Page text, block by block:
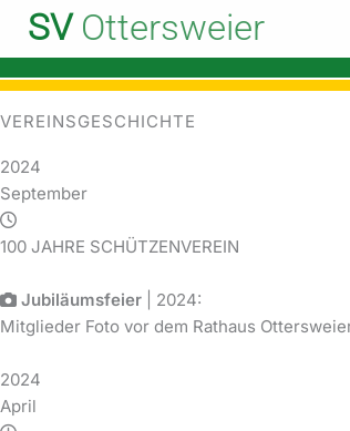
Zum
Inhalt
springen
SVOttersweier
Start Der Verein Vereinsgeschichte
VEREINSGESCHICHTE
2024
September
100 JAHRE SCHÜTZENVEREIN
Jubiläumsfeier | 2024:
Mitglieder Foto vor dem Rathaus
2024
April